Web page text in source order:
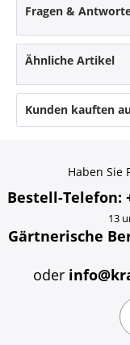
Fragen &
Ähnliche Artikel
Kunden kauften
Haben Sie
Bestell-Telefon:
13
Gärtnerische
oder